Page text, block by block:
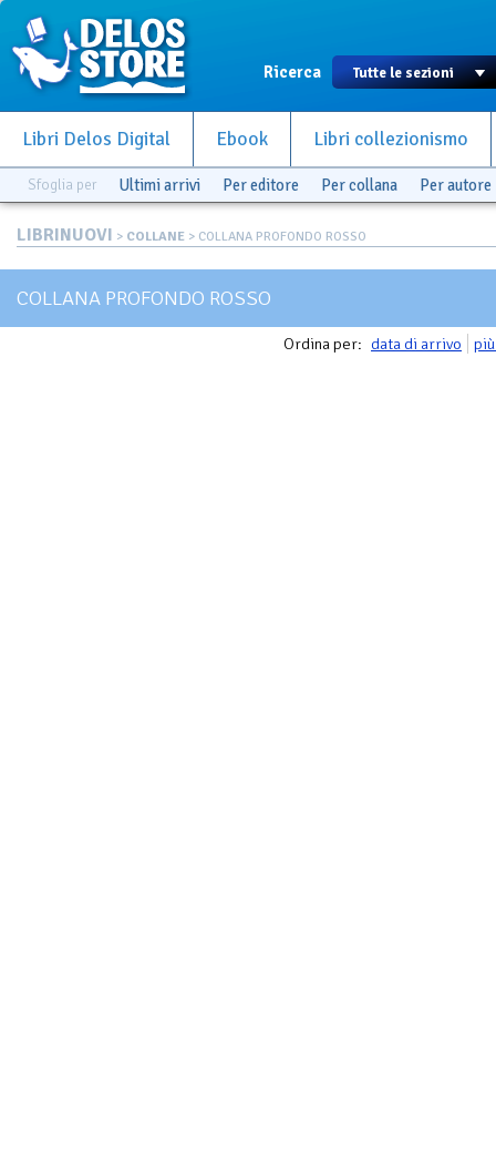
Ricerca
Libri Delos Digital Ebook Libri collezionismo
Sfoglia per Ultimi arrivi Per editore Per collana Per autore
LIBRINUOVI > COLLANE > COLLANA PROFONDO ROSSO
COLLANA PROFONDO ROSSO
Ordina per: data di arrivo